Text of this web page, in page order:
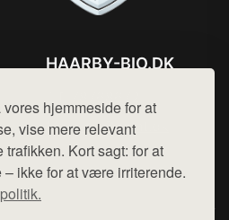
hjemmeside for at
vise mere relevant
Kort sagt: for at
ikke for at være irriterende.
HAARBY-BIO.DK
Mail: hej@want.dk
Cookie- og privatlivspolitik